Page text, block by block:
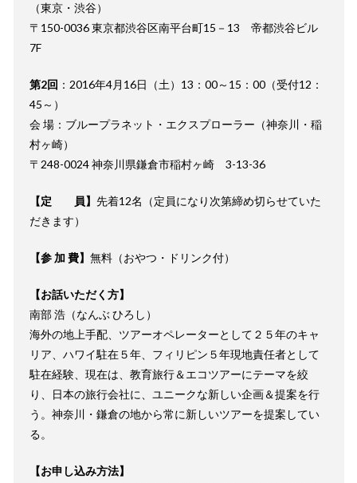
（東京・渋谷）
〒150-0036 東京都渋谷区南平台町15－13 帝都渋谷ビル
7F
第2回 ：2016年4月16日（土）13：00～15：00（受付12：
45～）
会 場：ブループラネット・エクスプローラー（神奈川・稲
村ヶ崎）
〒248-0024 神奈川県鎌倉市稲村ヶ崎 3-13-36
【定 員】 先着12名（定員になり次第締め切らせていた
だきます）
【参 加 費】 無料（おやつ・ドリンク付）
【お話いただく方】
南部 浩（なんぶ ひろし）
海外の地上手配、ツアーオペレーターとして２５年のキャ
リア、ハワイ駐在５年、フィリピン５年現地責任者として
駐在経験、現在は、教育旅行＆エコツアーにテーマを絞
り、日本の旅行会社に、ユニークな新しい企画＆提案を行
う。神奈川・鎌倉の地から常に新しいツアーを提案してい
る。
【お申し込み方法】